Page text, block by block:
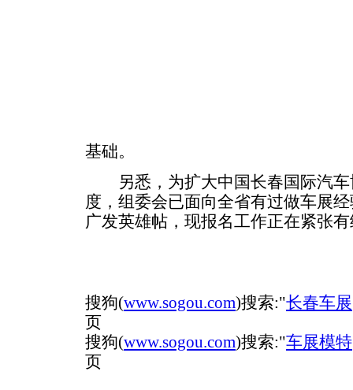
基础。
另悉，为扩大中国长春国际汽车
度，组委会已面向全省有过做车展
广发英雄帖，现报名工作正在紧张
搜狗(www.sogou.com)搜索:"长春车展
页
搜狗(www.sogou.com)搜索:"车展模特
页